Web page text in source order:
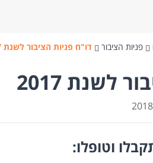
פניות הציבור דו"ח פניות הציבור לשנת 2017
לשנת 2017
וטופלו: